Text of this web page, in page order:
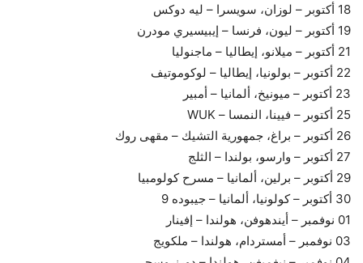
18 أكتوبر – لوزان، سويسرا – ليه دوكس
19 أكتوبر – ليون، فرنسا – إيبيسيري مودرن
21 أكتوبر – ميلانو، إيطاليا – ماجنوليا
22 أكتوبر – بولونيا، إيطاليا – لوكوموتيف
23 أكتوبر – ميونيخ، ألمانيا – أمبير
25 أكتوبر – فيينا، النمسا – WUK
26 أكتوبر – براغ، جمهورية التشيك – مقهى روك
27 أكتوبر – وارسو، بولندا – الثلج
29 أكتوبر – برلين، ألمانيا – مسرح كولومبيا
30 أكتوبر – كولونيا، ألمانيا – جيبوده 9
01 نوفمبر – أيندهوفن، هولندا – إفينار
03 نوفمبر – أمستردام، هولندا – ملكويج